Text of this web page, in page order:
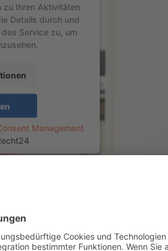
zu Ihren Aktivitäten
Details durch und
Service zu, um
Management
ZUM